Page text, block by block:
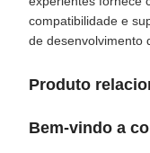
compatibilidade e
de desenvolvimento
Produto
Bem-vindo a